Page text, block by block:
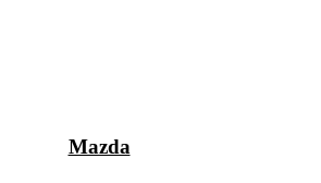
Mazda